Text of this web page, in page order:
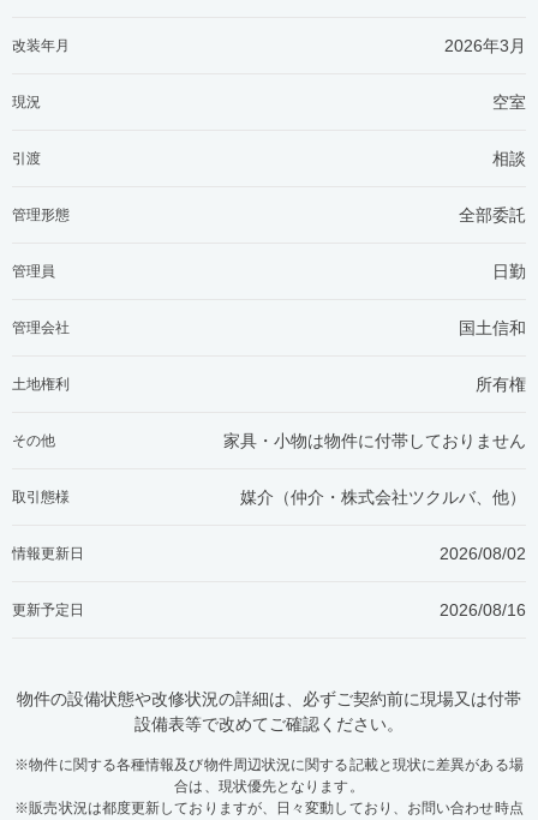
改装年月 2026年3月
現況 空室
引渡 相談
管理形態 全部委託
管理員 日勤
管理会社 国土信和
土地権利 所有権
その他 家具・小物は物件に付帯しておりません
取引態様 媒介（仲介・ 株式会社ツクルバ、他）
情報更新日 2026/08/02
更新予定日 2026/08/16
物件の設備状態や改修状況の詳細は、必ずご契約前に現場又は付帯
設備表等で改めてご確認ください。
※物件に関する各種情報及び物件周辺状況に関する記載と現状に差異がある場
合は、現状優先となります。
※販売状況は都度更新しておりますが、日々変動しており、お問い合わせ時点